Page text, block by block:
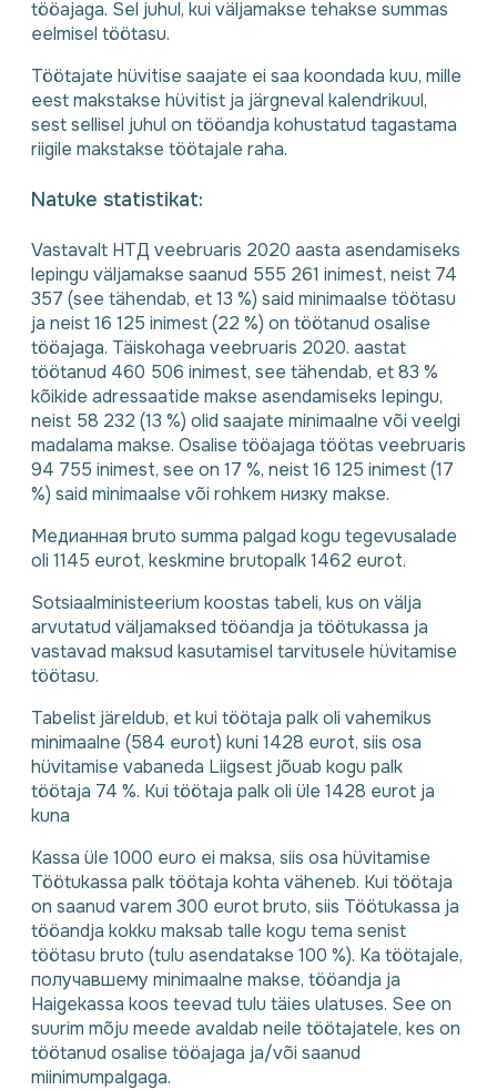
tööajaga. Sel juhul, kui väljamakse tehakse summas
eelmisel töötasu.
Töötajate hüvitise saajate ei saa koondada kuu, mille
eest makstakse hüvitist ja järgneval kalendrikuul,
sest sellisel juhul on tööandja kohustatud tagastama
riigile makstakse töötajale raha.
Natuke statistikat:
Vastavalt НТД veebruaris 2020 aasta asendamiseks
lepingu väljamakse saanud 555 261 inimest, neist 74
357 (see tähendab, et 13 %) said minimaalse töötasu
ja neist 16 125 inimest (22 %) on töötanud osalise
tööajaga. Täiskohaga veebruaris 2020. aastat
töötanud 460 506 inimest, see tähendab, et 83 %
kõikide adressaatide makse asendamiseks lepingu,
neist 58 232 (13 %) olid saajate minimaalne või veelgi
madalama makse. Osalise tööajaga töötas veebruaris
94 755 inimest, see on 17 %, neist 16 125 inimest (17
%) said minimaalse või rohkem низку makse.
Медианная bruto summa palgad kogu tegevusalade
oli 1145 eurot, keskmine brutopalk 1462 eurot.
Sotsiaalministeerium koostas tabeli, kus on välja
arvutatud väljamaksed tööandja ja töötukassa ja
vastavad maksud kasutamisel tarvitusele hüvitamise
töötasu.
Tabelist järeldub, et kui töötaja palk oli vahemikus
minimaalne (584 eurot) kuni 1428 eurot, siis osa
hüvitamise vabaneda Liigsest jõuab kogu palk
töötaja 74 %. Kui töötaja palk oli üle 1428 eurot ja
kuna
Kassa üle 1000 euro ei maksa, siis osa hüvitamise
Töötukassa palk töötaja kohta väheneb. Kui töötaja
on saanud varem 300 eurot bruto, siis Töötukassa ja
tööandja kokku maksab talle kogu tema senist
töötasu bruto (tulu asendatakse 100 %). Ka töötajale,
получавшему minimaalne makse, tööandja ja
Haigekassa koos teevad tulu täies ulatuses. See on
suurim mõju meede avaldab neile töötajatele, kes on
töötanud osalise tööajaga ja/või saanud
miinimumpalgaga.